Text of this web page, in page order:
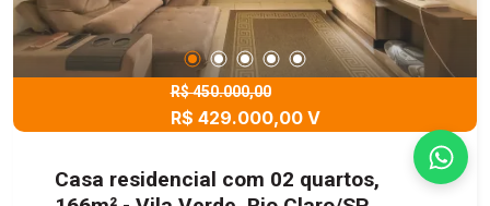
quem busca conforto aliado a praticidade Entre
em contato e agende já sua visita para conhecer
este sobrado incrível em Rio Claro!
R$ 450.000,00
R$ 429.000,00 V
Casa residencial com 02 quartos,